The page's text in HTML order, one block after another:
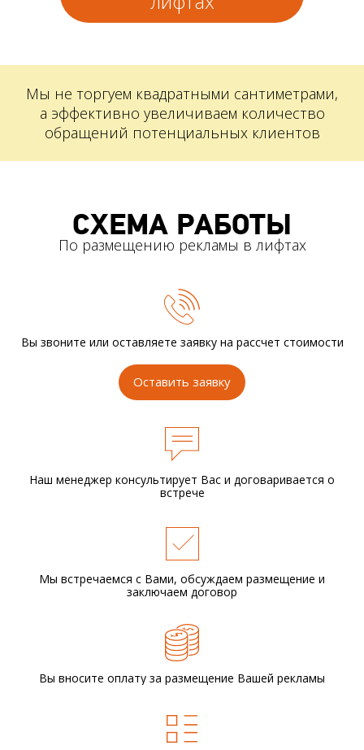
Мы не торгуем квадратными сантиметрами,
а эффективно увеличиваем количество
обращений потенциальных клиентов
СХЕМА РАБОТЫ
По размещению рекламы в лифтах
Вы звоните или оставляете заявку на рассчет стоимости
Оставить заявку
Наш менеджер консультирует Вас и договаривается о
встрече
Мы встречаемся с Вами, обсуждаем размещение и
заключаем договор
Вы вносите оплату за размещение Вашей рекламы